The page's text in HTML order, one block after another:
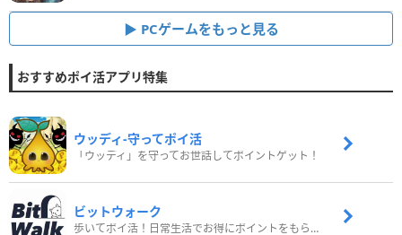
PCゲームをもっと見る
おすすめポイ活アプリ特集
ウッディ‐守ってポイ活
「ウッディ」を守ってお世話してポイントゲット！
ビットウォーク
歩いてポイ活！日常生活でお得にポイントをもらおう